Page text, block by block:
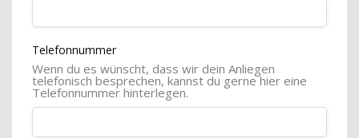
Telefonnummer
Wenn du es wünscht, dass wir dein Anliegen
telefonisch besprechen, kannst du gerne hier eine
Telefonnummer hinterlegen.